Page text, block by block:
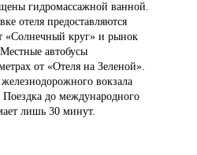
гидромассажной ванной.
отеля предоставляются
«Солнечный круг» и рынок
автобусы
от «Отеля на Зеленой».
вокзала
Поездка до международного
лишь 30 минут.